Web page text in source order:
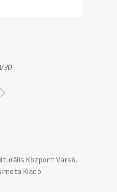
Központ Varsó,
Kiadó